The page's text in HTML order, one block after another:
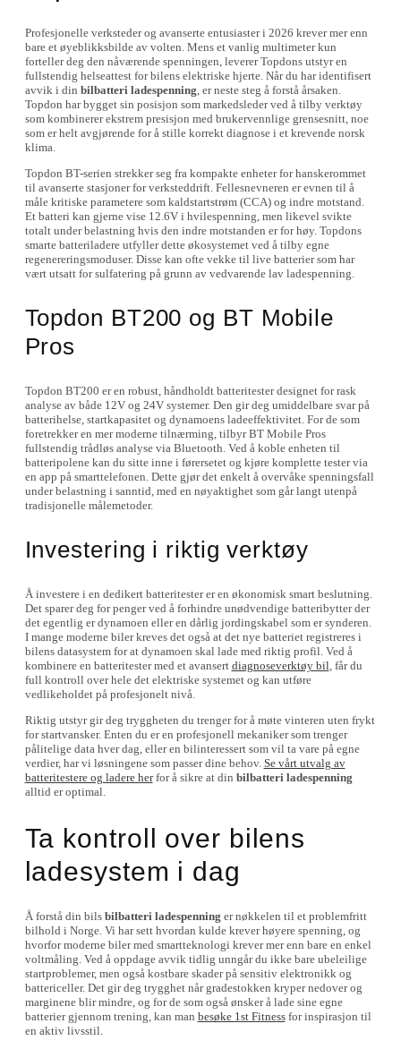
Profesjonelle verksteder og avanserte entusiaster i 2026 krever mer enn
bare et øyeblikksbilde av volten. Mens et vanlig multimeter kun
forteller deg den nåværende spenningen, leverer Topdons utstyr en
fullstendig helseattest for bilens elektriske hjerte. Når du har identifisert
avvik i din bilbatteri ladespenning , er neste steg å forstå årsaken.
Topdon har bygget sin posisjon som markedsleder ved å tilby verktøy
som kombinerer ekstrem presisjon med brukervennlige grensesnitt, noe
som er helt avgjørende for å stille korrekt diagnose i et krevende norsk
klima.
Topdon BT-serien strekker seg fra kompakte enheter for hanskerommet
til avanserte stasjoner for verksteddrift. Fellesnevneren er evnen til å
måle kritiske parametere som kaldstartstrøm (CCA) og indre motstand.
Et batteri kan gjerne vise 12.6V i hvilespenning, men likevel svikte
totalt under belastning hvis den indre motstanden er for høy. Topdons
smarte batteriladere utfyller dette økosystemet ved å tilby egne
regenereringsmoduser. Disse kan ofte vekke til live batterier som har
vært utsatt for sulfatering på grunn av vedvarende lav ladespenning.
Topdon BT200 og BT Mobile
Pros
Topdon BT200 er en robust, håndholdt batteritester designet for rask
analyse av både 12V og 24V systemer. Den gir deg umiddelbare svar på
batterihelse, startkapasitet og dynamoens ladeeffektivitet. For de som
foretrekker en mer moderne tilnærming, tilbyr BT Mobile Pros
fullstendig trådløs analyse via Bluetooth. Ved å koble enheten til
batteripolene kan du sitte inne i førersetet og kjøre komplette tester via
en app på smarttelefonen. Dette gjør det enkelt å overvåke spenningsfall
under belastning i sanntid, med en nøyaktighet som går langt utenpå
tradisjonelle målemetoder.
Investering i riktig verktøy
Å investere i en dedikert batteritester er en økonomisk smart beslutning.
Det sparer deg for penger ved å forhindre unødvendige batteribytter der
det egentlig er dynamoen eller en dårlig jordingskabel som er synderen.
I mange moderne biler kreves det også at det nye batteriet registreres i
bilens datasystem for at dynamoen skal lade med riktig profil. Ved å
kombinere en batteritester med et avansert diagnoseverktøy bil , får du
full kontroll over hele det elektriske systemet og kan utføre
vedlikeholdet på profesjonelt nivå.
Riktig utstyr gir deg tryggheten du trenger for å møte vinteren uten frykt
for startvansker. Enten du er en profesjonell mekaniker som trenger
pålitelige data hver dag, eller en bilinteressert som vil ta vare på egne
verdier, har vi løsningene som passer dine behov. Se vårt utvalg av
batteritestere og ladere herfor å sikre at din bilbatteri ladespenning
alltid er optimal.
Ta kontroll over bilens
ladesystem i dag
Å forstå din bils bilbatteri ladespenning er nøkkelen til et problemfritt
bilhold i Norge. Vi har sett hvordan kulde krever høyere spenning, og
hvorfor moderne biler med smartteknologi krever mer enn bare en enkel
voltmåling. Ved å oppdage avvik tidlig unngår du ikke bare ubeleilige
startproblemer, men også kostbare skader på sensitiv elektronikk og
battericeller. Det gir deg trygghet når gradestokken kryper nedover og
marginene blir mindre, og for de som også ønsker å lade sine egne
batterier gjennom trening, kan man besøke 1st Fitnessfor inspirasjon til
en aktiv livsstil.